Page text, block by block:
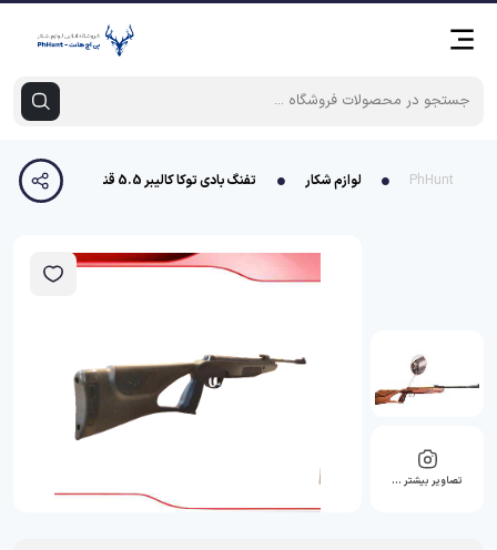
PhHunt لوازم شکار تفنگ بادی توکا کالیبر 5.5 قنداق فایبر
تصاویر بیشتر …